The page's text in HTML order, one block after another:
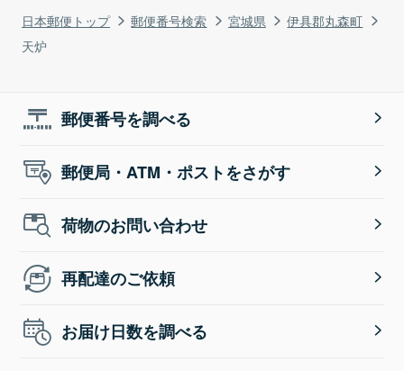
日本郵便トップ 郵便番号検索 宮城県
伊具郡丸森町
天炉
郵便番号を調べる
郵便局・ATM・ポストをさがす
荷物のお問い合わせ
再配達のご依頼
お届け日数を調べる